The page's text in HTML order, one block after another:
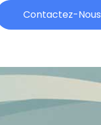
Contactez-Nous